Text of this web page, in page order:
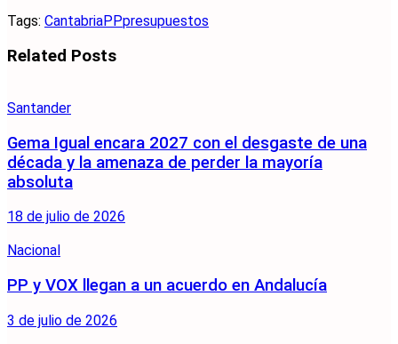
Tags: CantabriaPPpresupuestos
Related Posts
Santander
Gema Igual encara 2027 con el desgaste de una
década y la amenaza de perder la mayoría
absoluta
18 de julio de 2026
Nacional
PP y VOX llegan a un acuerdo en Andalucía
3 de julio de 2026